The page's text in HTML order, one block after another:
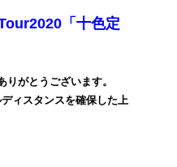
「十色定
がとうございます。
ィスタンスを確保した上